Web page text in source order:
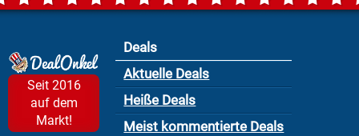
Seit 2016
auf dem
Markt!
Deals
Aktuelle Deals
Heiße Deals
Meist kommentierte Deals